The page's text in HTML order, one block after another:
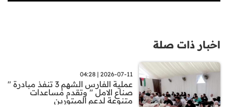
اخبار ذات صلة
2026-07-11 | 04:28
عملية الفارس الشهم 3 تنفذ مبادرة "
صناع الامل " وتقدم مساعدات
متنوعة لدعم المبتورين